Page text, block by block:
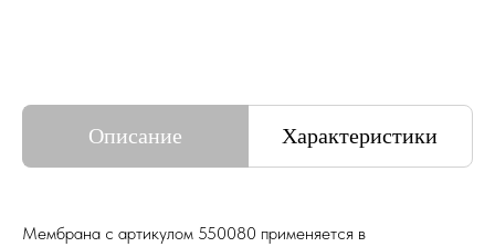
Описание Характеристики
Мембрана с артикулом 550080 применяется в